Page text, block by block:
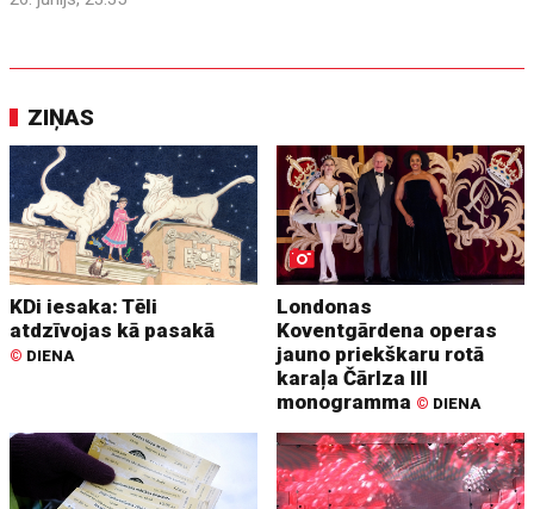
ZIŅAS
KDi iesaka: Tēli
atdzīvojas kā pasakā
© DIENA
Londonas
Koventgārdena operas
jauno priekškaru rotā
karaļa Čārlza III
monogramma © DIENA